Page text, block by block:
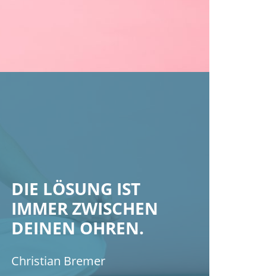
DIE LÖSUNG IST
IMMER ZWISCHEN
DEINEN OHREN.
Christian Bremer